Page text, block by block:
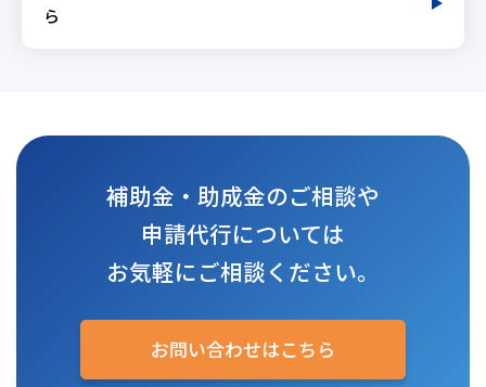
ら
補助金・助成金のご相談や
申請代行については
お気軽にご相談ください。
お問い合わせはこちら